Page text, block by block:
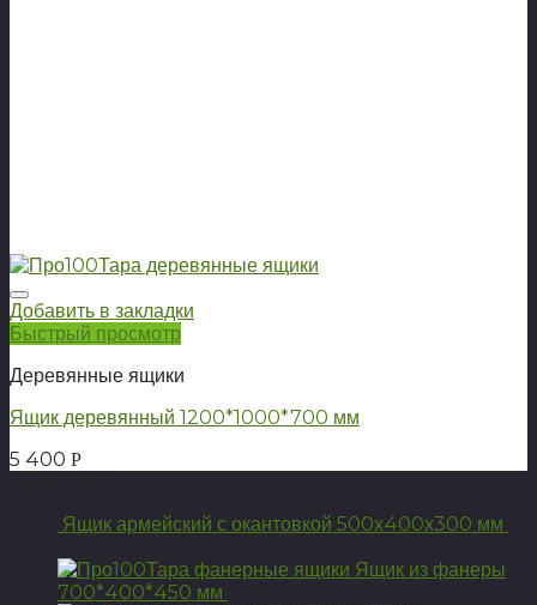
Добавить в закладки
Быстрый просмотр
Деревянные ящики
Ящик деревянный 1200*1000*700 мм
5 400 Р
Ящик армейский с окантовкой 500х400х300 мм
Ящик из фанеры
700*400*450 мм